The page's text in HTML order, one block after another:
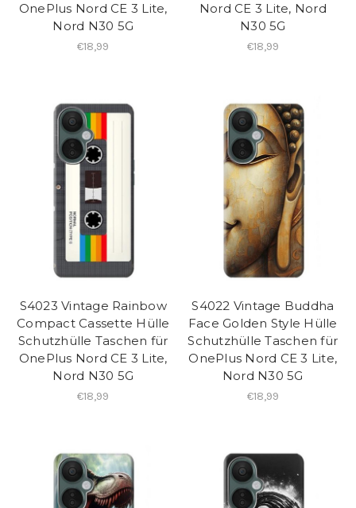
OnePlus Nord CE 3 Lite,
Nord N30 5G
€18,99
Nord CE 3 Lite, Nord
N30 5G
€18,99
S4023 Vintage Rainbow
Compact Cassette Hülle
Schutzhülle Taschen für
OnePlus Nord CE 3 Lite,
Nord N30 5G
€18,99
S4022 Vintage Buddha
Face Golden Style Hülle
Schutzhülle Taschen für
OnePlus Nord CE 3 Lite,
Nord N30 5G
€18,99